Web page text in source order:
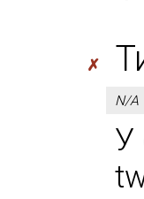
✗
N/A
У